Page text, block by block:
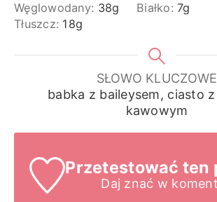
Węglowodany: 38g Białko:7g
Tłuszcz: 18g
SŁOWO KLUCZOWE
babka z baileysem, ciasto
kawowym
Przetestować ten
Daj znać w